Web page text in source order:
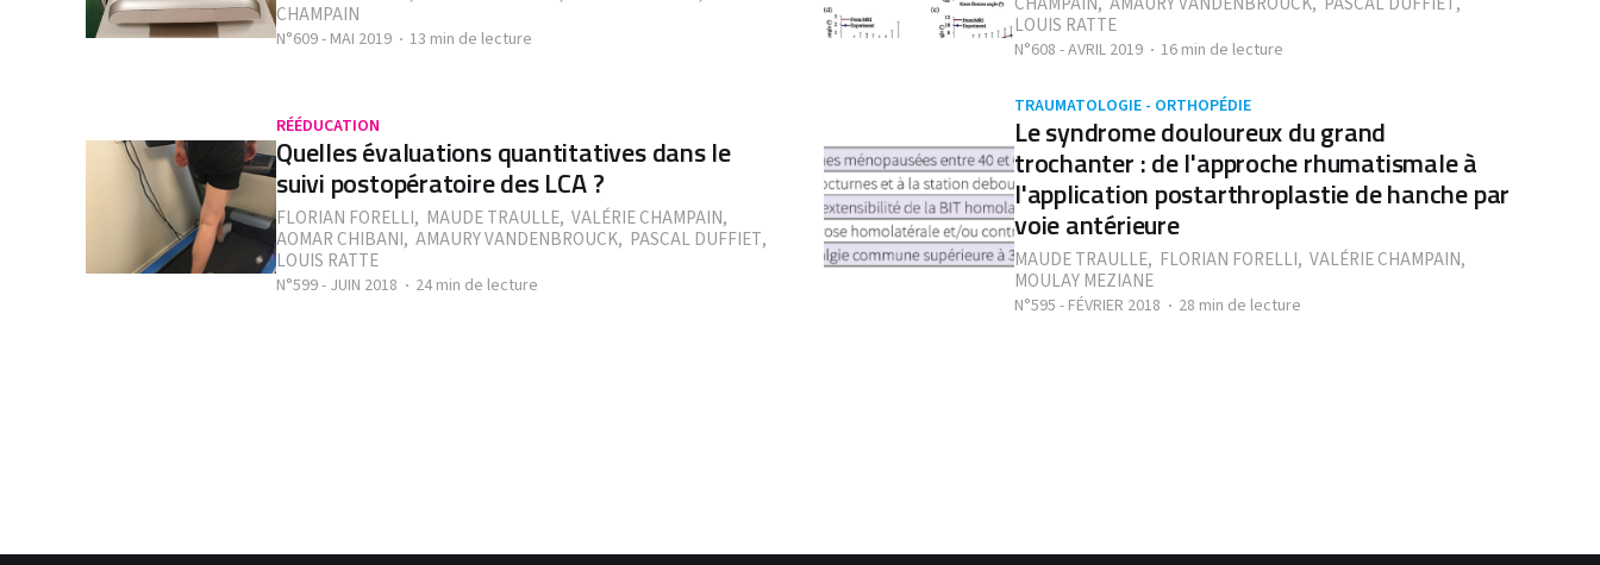
CHAMPAIN
N°609 - MAI 2019 13 min de lecture
LOUIS RATTE
N°608 - AVRIL 2019 16 min de lecture
RÉÉDUCATION
Quelles évaluations quantitatives dans le
suivi postopératoire des LCA ?
FLORIAN FORELLI, MAUDE TRAULLE, VALÉRIE CHAMPAIN,
AOMAR CHIBANI, AMAURY VANDENBROUCK, PASCAL DUFFIET,
LOUIS RATTE
N°599 - JUIN 2018 24 min de lecture
TRAUMATOLOGIE - ORTHOPÉDIE
Le syndrome douloureux du grand
trochanter : de l'approche rhumatismale à
l'application postarthroplastie de hanche par
voie antérieure
MAUDE TRAULLE, FLORIAN FORELLI, VALÉRIE CHAMPAIN,
MOULAY MEZIANE
N°595 - FÉVRIER 2018 28 min de lecture